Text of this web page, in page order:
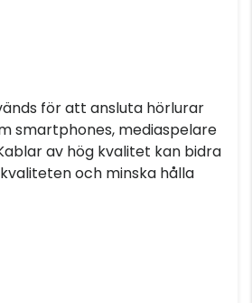
för att ansluta hörlurar
smartphones, mediaspelare
av hög kvalitet kan bidra
och minska hålla